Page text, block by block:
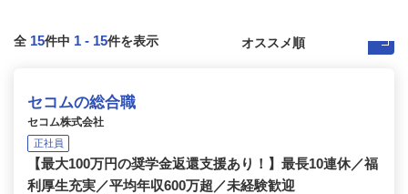
全 15件中 1 - 15件を表示
セコムの総合職
セコム株式会社
正社員
【最大100万円の奨学金返還支援あり！】最長10連休／福
利厚生充実／平均年収600万超／未経験歓迎